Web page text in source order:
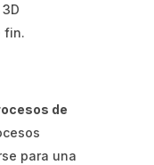
fin.
de
para una